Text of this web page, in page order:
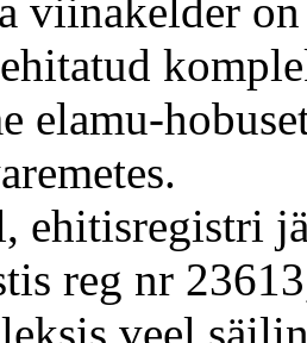
viinakelder on
elamu-
ehitisregistri
reg nr
veel